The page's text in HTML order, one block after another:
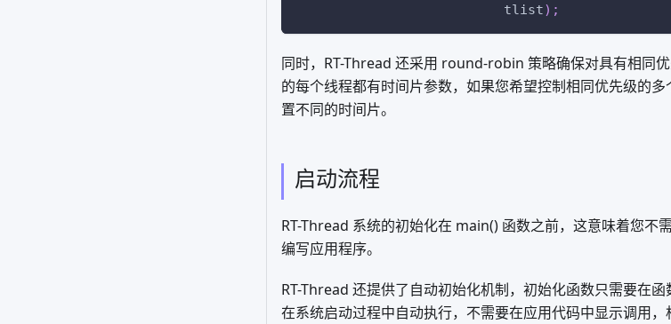
                          tlist
) ;
同时，RT-Thread 还采用 round-robin 策略确保对具有相同
的每个线程都有时间片参数，如果您希望控制相同优先级的
置不同的时间片。
启动流程
RT-Thread 系统的初始化在 main() 函数之前，这意味着您不
编写应用程序。
RT-Thread 还提供了自动初始化机制，初始化函数只需要在
在系统启动过程中自动执行，不需要在应用代码中显示调用，